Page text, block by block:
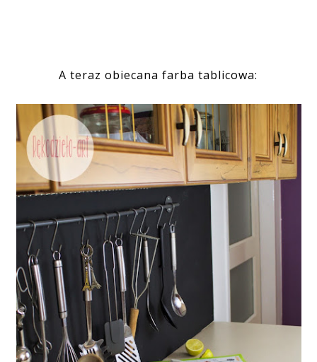
A teraz obiecana farba tablicowa: